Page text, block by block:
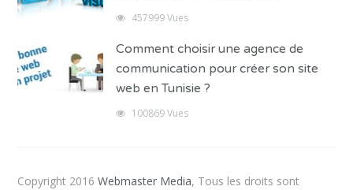
457999 Vues
Comment choisir une agence de
communication pour créer son site
web en Tunisie ?
100869 Vues
Copyright 2016Webmaster Media, Tous les droits sont